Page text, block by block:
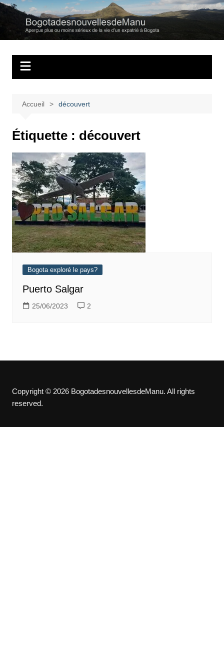
Aller
contenu
Regards personnels sur la vie d’expatrié à Bogota
Accueil découvert
Étiquette : découvert
Bogota exploré le pays?
Puerto Salgar
25/06/2023 2
Copyright © 2026 BogotadesnouvellesdeManu. All rights
reserved.